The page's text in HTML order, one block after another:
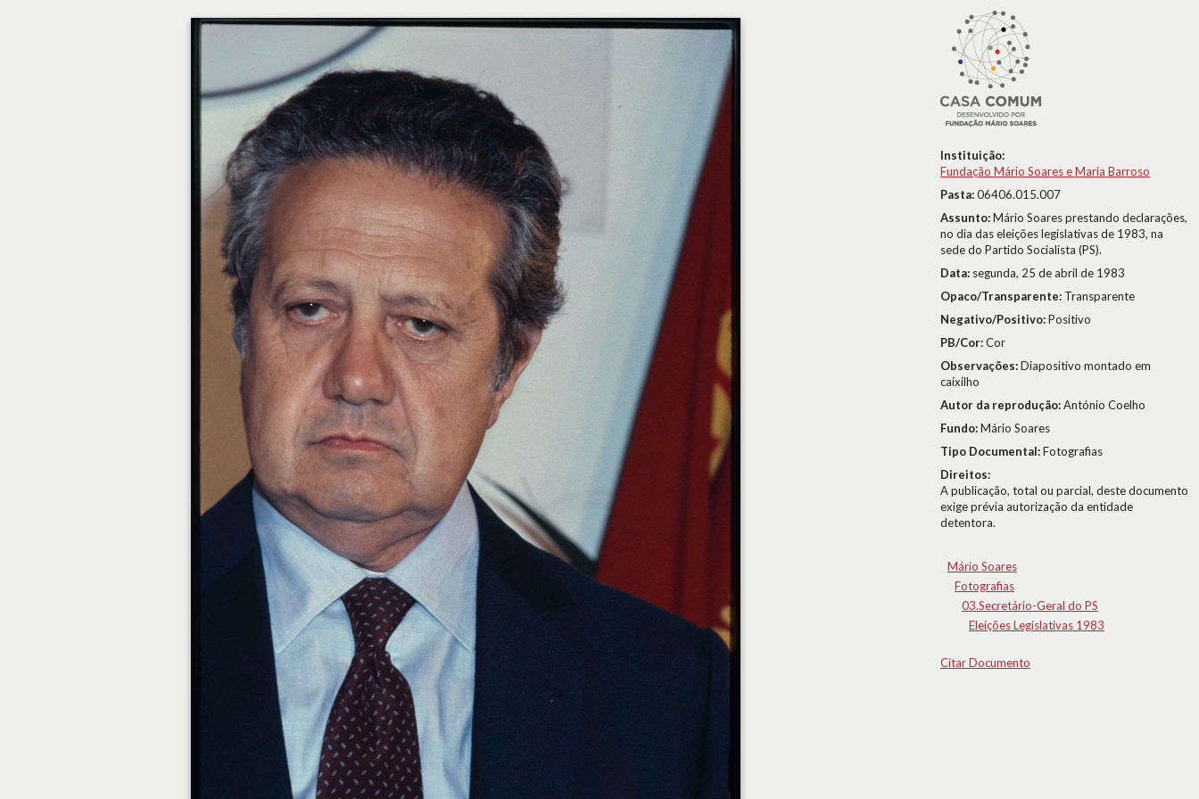
Instituição:
Fundação Mário Soares e Maria Barroso
Pasta:06406.015.007
Assunto:Mário Soares prestando declarações,
no dia das eleições legislativas de 1983, na
sede do Partido Socialista (PS).
Data: segunda, 25 de abril de 1983
Opaco/Transparente: Transparente
Negativo/Positivo:Positivo
PB/Cor:Cor
Observações:Diapositivo montado em
caixilho
Autor da reprodução:António Coelho
Fundo:Mário Soares
Tipo Documental:Fotografias
Direitos:
A publicação, total ou parcial, deste documento
exige prévia autorização da entidade
detentora.
Mário Soares
Fotografias
03.Secretário-Geral do PS
Eleições Legislativas 1983
Citar Documento